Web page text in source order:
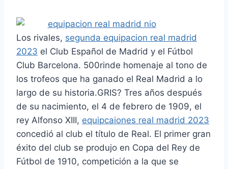
Los rivales, segunda equipacion real madrid
2023 el Club Español de Madrid y el Fútbol
Club Barcelona. 500rinde homenaje al tono de
los trofeos que ha ganado el Real Madrid a lo
largo de su historia.GRIS? Tres años después
de su nacimiento, el 4 de febrero de 1909, el
rey Alfonso XIII, equipcaiones real madrid 2023
concedió al club el título de Real. El primer gran
éxito del club se produjo en Copa del Rey de
Fútbol de 1910, competición a la que se